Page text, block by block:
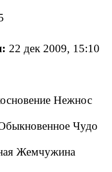
22 дек 2009, 15:10
Нежнос
Чудо
Жемчужина